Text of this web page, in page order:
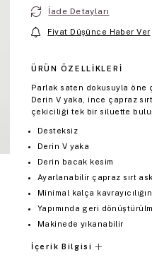
İade Detayları
Fiyat Düşünce Haber Ver
ÜRÜN ÖZELLIKLERI
Parlak saten dokusuyla öne
Derin V yaka, ince çapraz
çekiciliği tek bir siluette
Desteksiz
Derin V yaka
Derin bacak kesim
Ayarlanabilir çapraz sırt
Minimal kalça
Yapımında geri
Makinede yıkanabilir
İçerik Bilgisi